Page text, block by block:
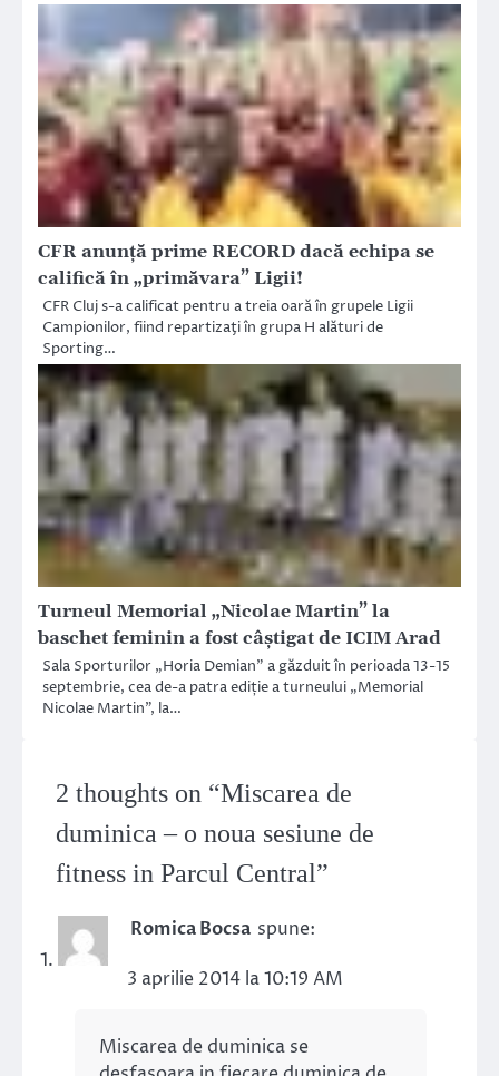
CFR anunţă prime RECORD dacă echipa se
califică în „primăvara” Ligii!
CFR Cluj s-a calificat pentru a treia oară în grupele Ligii
Campionilor, fiind repartizaţi în grupa H alături de
Sporting…
Turneul Memorial „Nicolae Martin” la
baschet feminin a fost câștigat de ICIM Arad
Sala Sporturilor „Horia Demian” a găzduit în perioada 13-15
septembrie, cea de-a patra ediție a turneului „Memorial
Nicolae Martin”, la…
2 thoughts on “Miscarea de
duminica – o noua sesiune de
fitness in Parcul Central”
Romica Bocsa spune:
3 aprilie 2014 la 10:19 AM
Miscarea de duminica se